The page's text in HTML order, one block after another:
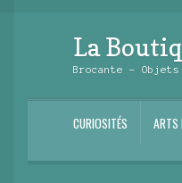
Aller
à
navigation
Aller
au
La
Brocante –
CURIOSITÉS ARTS